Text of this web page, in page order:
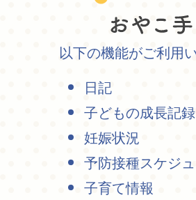
以下の機能がご利用
日記
子どもの成長記録
妊娠状況
予防接種スケジ
子育て情報